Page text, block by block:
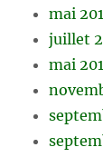
mai
juillet
mai